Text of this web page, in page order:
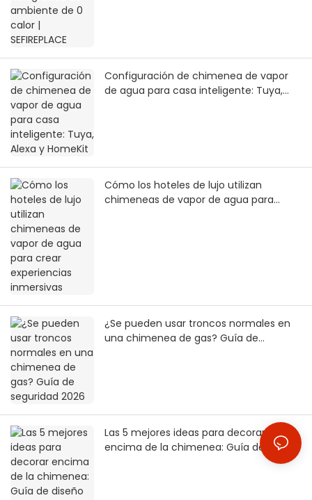
Configuración de chimenea de vapor
de agua para casa inteligente: Tuya,
Cómo los hoteles de lujo utilizan
chimeneas de vapor de agua para
¿Se pueden usar troncos normales en
una chimenea de gas? Guía de
Las 5 mejores ideas para decorar
encima de la chimenea: Guía de diseño